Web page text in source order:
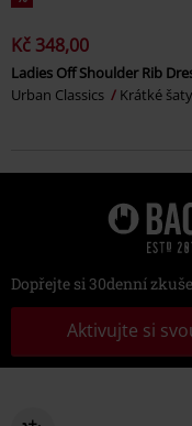
Kč 348,00
Ladies Off Shoulder Rib
Urban Classics
Krátké šaty
Dopřejte si 30denní
Aktivujte si